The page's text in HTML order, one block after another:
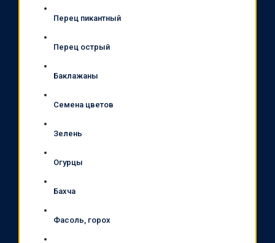
Перец пикантный
Перец острый
Баклажаны
Семена цветов
Зелень
Огурцы
Бахча
Фасоль, горох